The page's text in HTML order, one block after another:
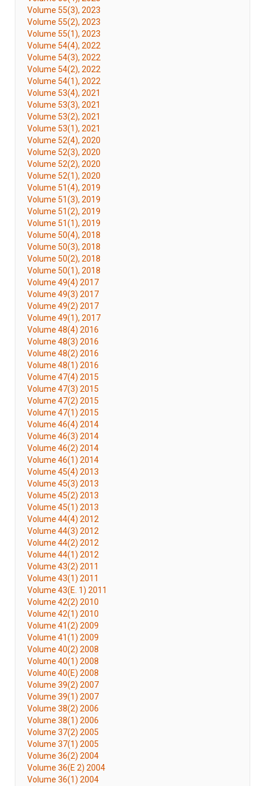
Volume 55(3), 2023
Volume 55(2), 2023
Volume 55(1), 2023
Volume 54(4), 2022
Volume 54(3), 2022
Volume 54(2), 2022
Volume 54(1), 2022
Volume 53(4), 2021
Volume 53(3), 2021
Volume 53(2), 2021
Volume 53(1), 2021
Volume 52(4), 2020
Volume 52(3), 2020
Volume 52(2), 2020
Volume 52(1), 2020
Volume 51(4), 2019
Volume 51(3), 2019
Volume 51(2), 2019
Volume 51(1), 2019
Volume 50(4), 2018
Volume 50(3), 2018
Volume 50(2), 2018
Volume 50(1), 2018
Volume 49(4) 2017
Volume 49(3) 2017
Volume 49(2) 2017
Volume 49(1), 2017
Volume 48(4) 2016
Volume 48(3) 2016
Volume 48(2) 2016
Volume 48(1) 2016
Volume 47(4) 2015
Volume 47(3) 2015
Volume 47(2) 2015
Volume 47(1) 2015
Volume 46(4) 2014
Volume 46(3) 2014
Volume 46(2) 2014
Volume 46(1) 2014
Volume 45(4) 2013
Volume 45(3) 2013
Volume 45(2) 2013
Volume 45(1) 2013
Volume 44(4) 2012
Volume 44(3) 2012
Volume 44(2) 2012
Volume 44(1) 2012
Volume 43(2) 2011
Volume 43(1) 2011
Volume 43(E. 1) 2011
Volume 42(2) 2010
Volume 42(1) 2010
Volume 41(2) 2009
Volume 41(1) 2009
Volume 40(2) 2008
Volume 40(1) 2008
Volume 40(E) 2008
Volume 39(2) 2007
Volume 39(1) 2007
Volume 38(2) 2006
Volume 38(1) 2006
Volume 37(2) 2005
Volume 37(1) 2005
Volume 36(2) 2004
Volume 36(E 2) 2004
Volume 36(1) 2004